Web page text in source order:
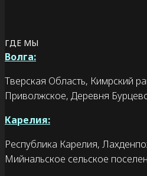
ГДЕ МЫ
Волга:
Тверская Область, Кимрский
Приволжское, Деревня
Карелия:
Республика Карелия,
Мийнальское сельское